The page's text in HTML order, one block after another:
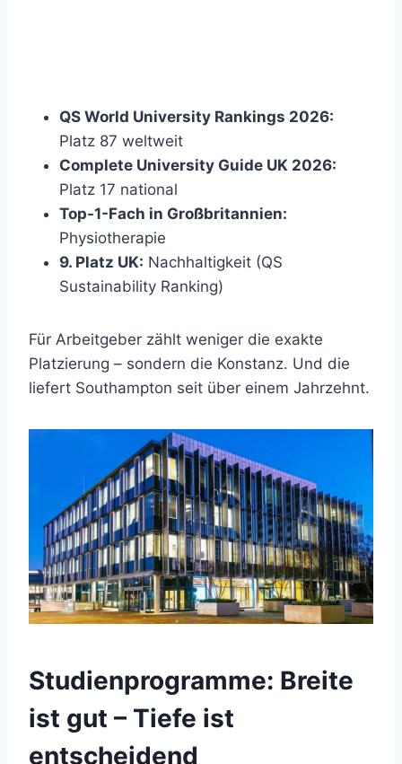
QS World University Rankings 2026:
Platz 87 weltweit
Complete University Guide UK 2026:
Platz 17 national
Top-1-Fach in Großbritannien:
Physiotherapie
9. Platz UK: Nachhaltigkeit (QS
Sustainability Ranking)
Für Arbeitgeber zählt weniger die exakte
Platzierung – sondern die Konstanz. Und die
liefert Southampton seit über einem Jahrzehnt.
Studienprogramme: Breite
ist gut – Tiefe ist
entscheidend